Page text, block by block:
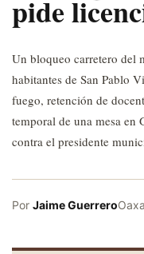
pide
Un bloqueo carretero del
habitantes de San Pablo
fuego, retención de
temporal de una mesa en
contra el presidente
Por Jaime Guerrero